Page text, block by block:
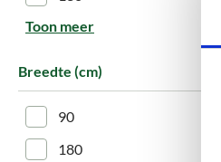
Toon meer
Breedte (cm)
90
180